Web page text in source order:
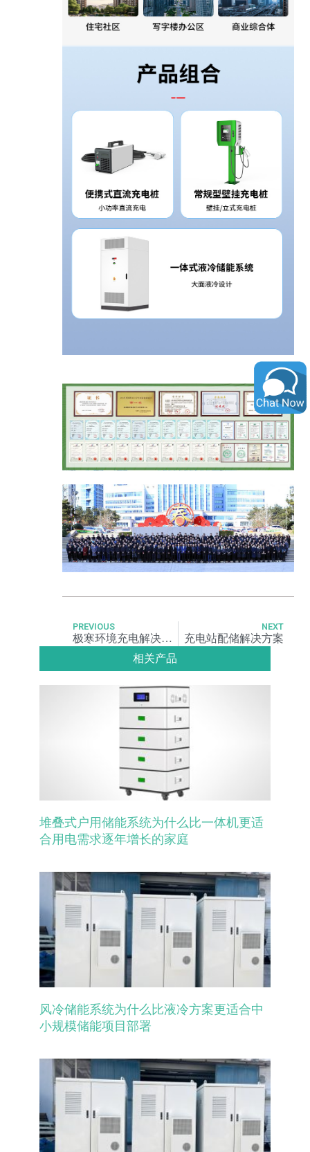
PREVIOUS
极寒环境充电解决方案
NEXT
充电站配储解决方案
相关产品
堆叠式户用储能系统为什么比一体机更适
合用电需求逐年增长的家庭
风冷储能系统为什么比液冷方案更适合中
小规模储能项目部署